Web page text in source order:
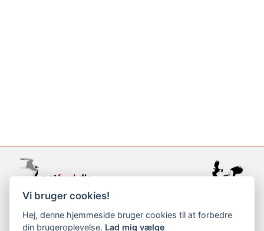
support@netfugl.dk
copyright © 2002-2023
Vi bruger cookies!
Hej, denne hjemmeside bruger cookies til at forbedre
din brugeroplevelse. Lad mig vælge